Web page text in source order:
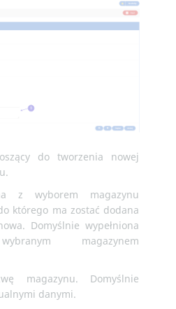
do tworzenia nowej
z wyborem magazynu
którego ma zostać dodana
Domyślnie wypełniona
magazynem
magazynu. Domyślnie
danymi.